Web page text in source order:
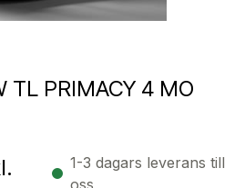
TL PRIMACY 4 MO
1-3 dagars leverans till
oss